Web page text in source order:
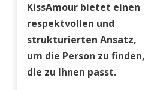
KissAmour bietet einen
respektvollen und
strukturierten Ansatz,
um die Person zu finden,
die zu Ihnen passt.